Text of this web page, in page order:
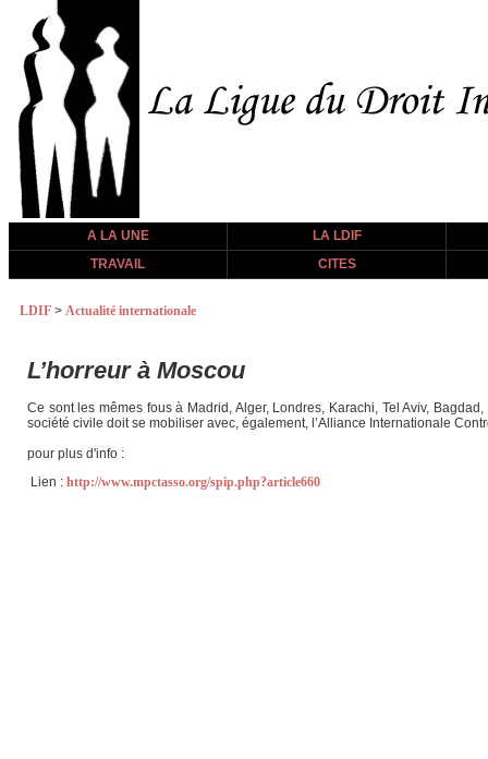
A LA UNE
LA LDIF
TRAVAIL
CITES
LDIF > Actualité internationale
L’horreur à Moscou
Ce sont les mêmes fous à Madrid, Alger, Londres, Karachi, Tel Aviv,
société civile doit se mobiliser avec, également, l’Alliance Internationale
pour plus d'info :
Lien : http://www.mpctasso.org/spip.php?article660